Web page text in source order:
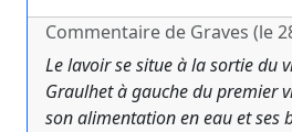
Commentaire de Graves (le
Le lavoir se situe à la sortie du
Graulhet à gauche du premier
son alimentation en eau et ses